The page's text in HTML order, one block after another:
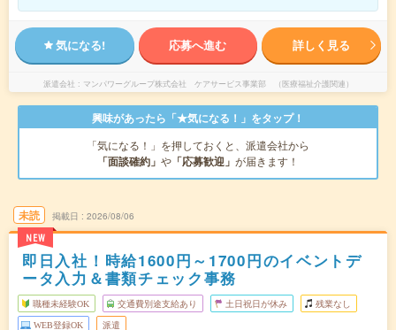
気になる! 応募へ進む 詳しく見る
派遣会社 マンパワーグループ株式会社 ケアサービス事業部 （医療福祉介護関連）
興味があったら「★気になる！」をタップ！
「気になる！」を押しておくと、派遣会社から
「面談確約」 や 「応募歓迎」 が届きます！
未読
NEW
掲載日 2026/08/06
即日入社！時給1600円～1700円のイベントデ
ータ入力＆書類チェック事務
職種未経験OK 交通費別途支給あり 土日祝日が休み 残業なし
WEB登録OK 派遣